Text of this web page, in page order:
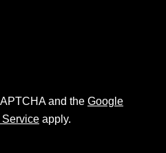
and the Google
Service apply.